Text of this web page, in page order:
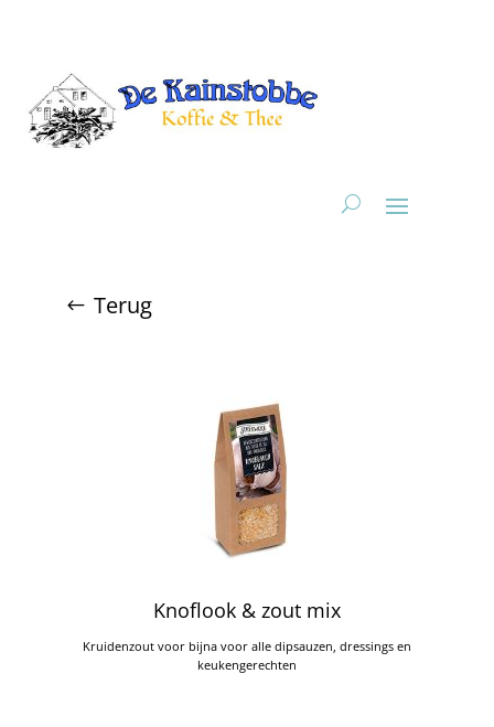
Terug
Knoflook & zout mix
Kruidenzout voor bijna voor alle dipsauzen, dressings en
keukengerechten